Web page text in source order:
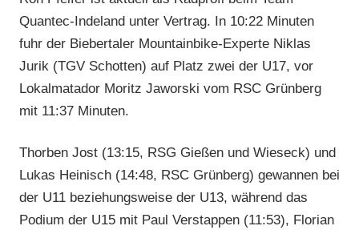
Quantec-Indeland unter Vertrag. In 10:22 Minuten
fuhr der Biebertaler Mountainbike-Experte Niklas
Jurik (TGV Schotten) auf Platz zwei der U17, vor
Lokalmatador Moritz Jaworski vom RSC Grünberg
mit 11:37 Minuten.
Thorben Jost (13:15, RSG Gießen und Wieseck) und
Lukas Heinisch (14:48, RSC Grünberg) gewannen bei
der U11 beziehungsweise der U13, während das
Podium der U15 mit Paul Verstappen (11:53), Florian